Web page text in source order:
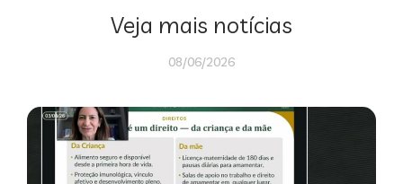
Veja mais notícias
08/06/2026